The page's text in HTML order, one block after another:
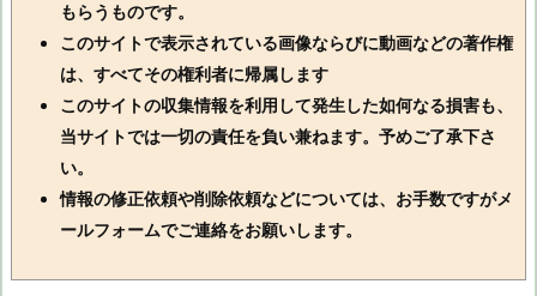
もらうものです。
このサイトで表示されている画像ならびに動画などの著作権
は、すべてその権利者に帰属します
このサイトの収集情報を利用して発生した如何なる損害も、
当サイトでは一切の責任を負い兼ねます。予めご了承下さ
い。
情報の修正依頼や削除依頼などについては、お手数ですがメ
ールフォームでご連絡をお願いします。